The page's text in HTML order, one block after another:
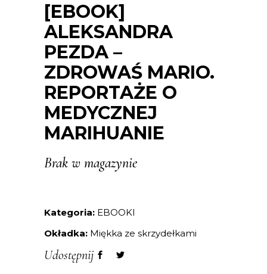
[EBOOK]
ALEKSANDRA
PEZDA –
ZDROWAŚ MARIO.
REPORTAŻE O
MEDYCZNEJ
MARIHUANIE
Brak w magazynie
Kategoria: EBOOKI
Okładka: Miękka ze skrzydełkami
Udostępnij